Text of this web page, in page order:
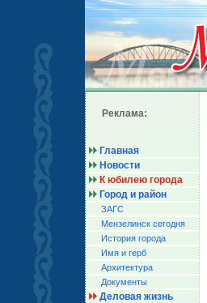
Реклама:
Главная
Новости
К юбилею города
Город и район
ЗАГС
Мензелинск сегодня
История города
Имя и герб
Архитектура
Документы
Деловая жизнь